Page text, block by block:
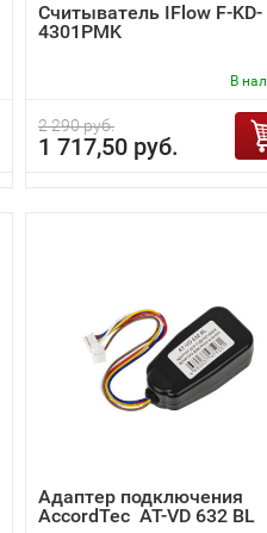
Считыватель IFlow F-KD-
4301PMK
В
2 290 руб.
1 717,50 руб.
Адаптер подключения
AccordTec AT-VD 632 BL